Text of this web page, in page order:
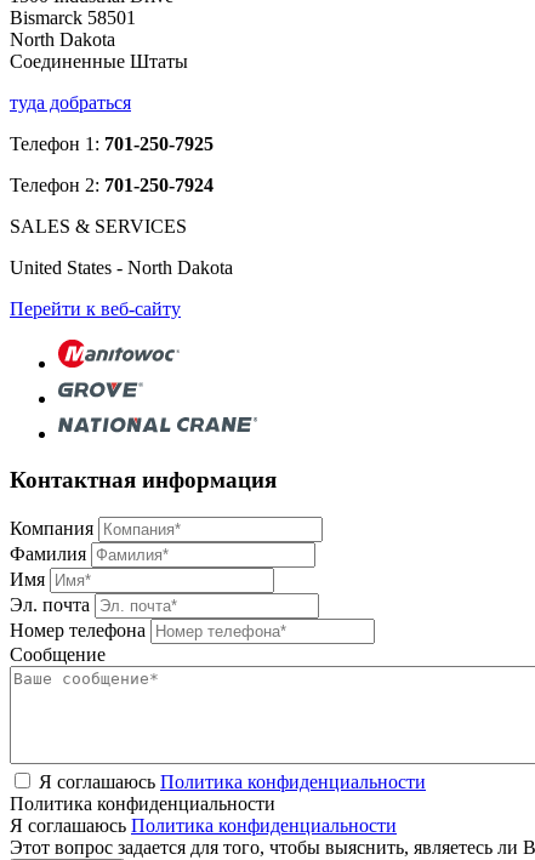
Bismarck 58501
North Dakota
Соединенные Штаты
туда добраться
Телефон 1: 701-250-7925
Телефон 2: 701-250-7924
SALES & SERVICES
United States - North Dakota
Перейти к веб-сайту
Контактная информация
Компания
Фамилия
Имя
Эл. почта
Номер телефона
Сообщение
Я соглашаюсь Политика конфиденциальности
Политика конфиденциальности
Я соглашаюсь Политика конфиденциальности
Этот вопрос задается для того, чтобы выяснить, являетесь